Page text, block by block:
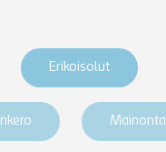
Erikoisolut
Mainonta